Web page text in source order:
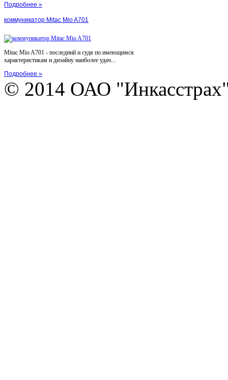
Подробнее »
коммуникатор Mitac Mio A701
Mitac Mio A701 - последний и судя по имеющимся
характеристикам и дизайну наиболее удач...
Подробнее »
© 2014 ОАО